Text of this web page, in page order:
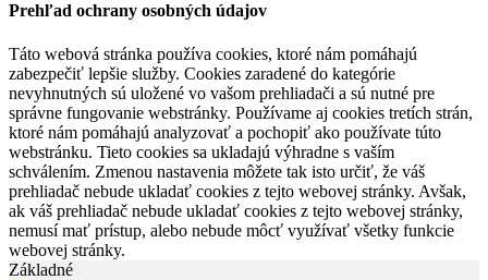
Prehľad ochrany osobných údajov
Táto webová stránka používa cookies, ktoré nám pomáhajú
zabezpečiť lepšie služby. Cookies zaradené do kategórie
nevyhnutných sú uložené vo vašom prehliadači a sú nutné pre
správne fungovanie webstránky. Používame aj cookies tretích strán,
ktoré nám pomáhajú analyzovať a pochopiť ako používate túto
webstránku. Tieto cookies sa ukladajú výhradne s vaším
schválením. Zmenou nastavenia môžete tak isto určiť, že váš
prehliadač nebude ukladať cookies z tejto webovej stránky. Avšak,
ak váš prehliadač nebude ukladať cookies z tejto webovej stránky,
nemusí mať prístup, alebo nebude môcť využívať všetky funkcie
webovej stránky.
Základné